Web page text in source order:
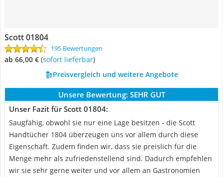
Scott 01804
195 Bewertungen
ab 66,00 € ( Sofort lieferbar)
Preisvergleich und weitere Angebote
Unsere Bewertung: SEHR GUT
Unser Fazit für Scott 01804:
Saugfähig, obwohl sie nur eine Lage besitzen - die Scott
Handtücher 1804 überzeugen uns vor allem durch diese
Eigenschaft. Zudem finden wir, dass sie preislich für die
Menge mehr als zufriedenstellend sind. Dadurch empfehlen
wir sie sehr gerne weiter und vor allem an Gastronomien